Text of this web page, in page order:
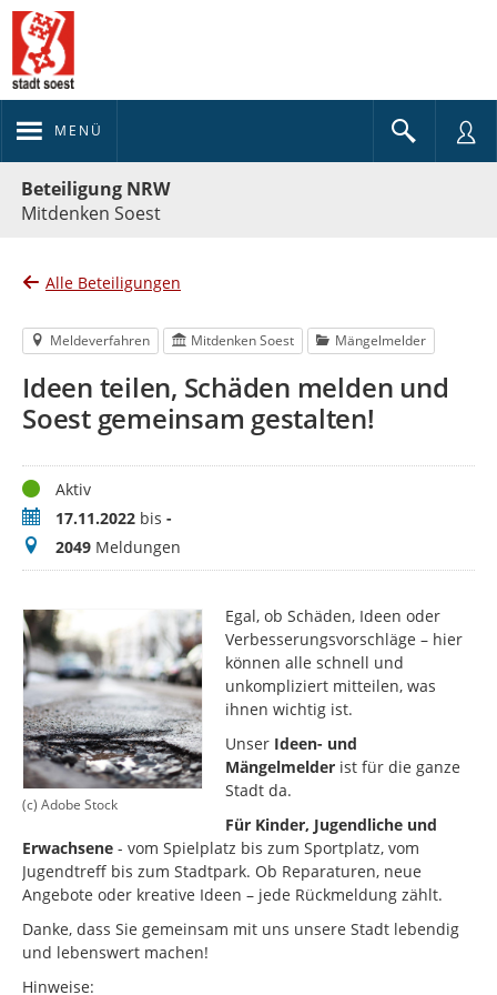
MENÜ
Beteiligung NRW
Mitdenken Soest
Alle Beteiligungen
Meldeverfahren Mitdenken Soest Mängelmelder
Ideen teilen, Schäden melden und
Soest gemeinsam gestalten!
StatusAktiv
Zeitraum17.11.2022 bis -
Meldungen
2049 Meldungen
(c) Adobe Stock
Egal, ob Schäden, Ideen oder
Verbesserungsvorschläge – hier
können alle schnell und
unkompliziert mitteilen, was
ihnen wichtig ist.
Unser Ideen- und
Mängelmelder ist für die ganze
Stadt da.
Für Kinder, Jugendliche und
Erwachsene - vom Spielplatz bis zum Sportplatz, vom
Jugendtreff bis zum Stadtpark. Ob Reparaturen, neue
Angebote oder kreative Ideen – jede Rückmeldung zählt.
Danke, dass Sie gemeinsam mit uns unsere Stadt lebendig
und lebenswert machen!
Hinweise: